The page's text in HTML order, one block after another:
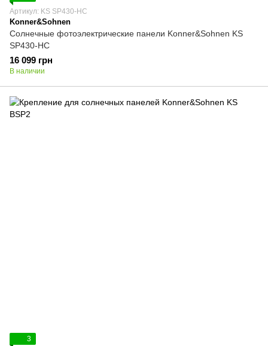
Артикул: KS SP430-HC
Konner&Sohnen
Солнечные фотоэлектрические панели Konner&Sohnen KS
SP430-HC
16 099 грн
В наличии
3